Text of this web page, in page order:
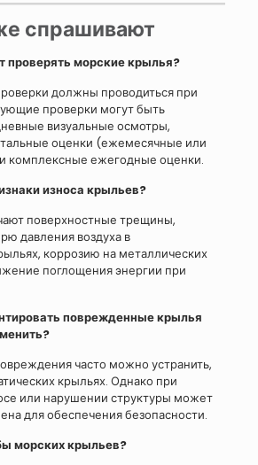
спрашивают
проверять морские крылья?
должны проводиться при
проверки могут быть
визуальные осмотры,
оценки (ежемесячные или
комплексные ежегодные оценки.
износа крыльев?
поверхностные трещины,
давления воздуха в
коррозию на металлических
поглощения энергии при
поврежденные крылья
часто можно устранить,
крыльях. Однако при
или нарушении структуры может
для обеспечения безопасности.
морских крыльев?